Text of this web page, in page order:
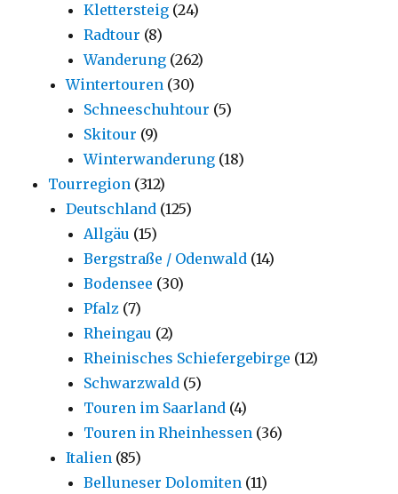
Klettersteig (24)
Radtour (8)
Wanderung (262)
Wintertouren (30)
Schneeschuhtour (5)
Skitour (9)
Winterwanderung (18)
Tourregion (312)
Deutschland (125)
Allgäu (15)
Bergstraße / Odenwald (14)
Bodensee (30)
Pfalz (7)
Rheingau (2)
Rheinisches Schiefergebirge (12)
Schwarzwald (5)
Touren im Saarland (4)
Touren in Rheinhessen (36)
Italien (85)
Belluneser Dolomiten (11)